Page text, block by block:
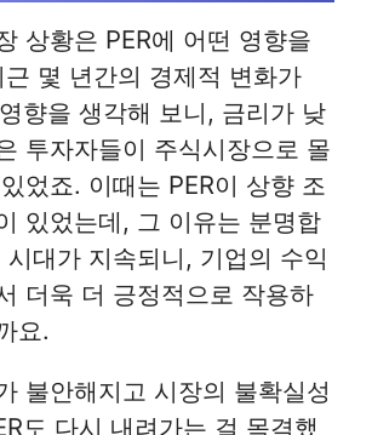
상황은 PER에 어떤 영향을
근 몇 년간의 경제적 변화가
향을 생각해 보니, 금리가 낮
투자자들이 주식시장으로 몰
었죠. 이때는 PER이 상향 조
있었는데, 그 이유는 분명합
시대가 지속되니, 기업의 수익
더욱 더 긍정적으로 작용하
요.
불안해지고 시장의 불확실성
도 다시 내려가는 걸 목격했